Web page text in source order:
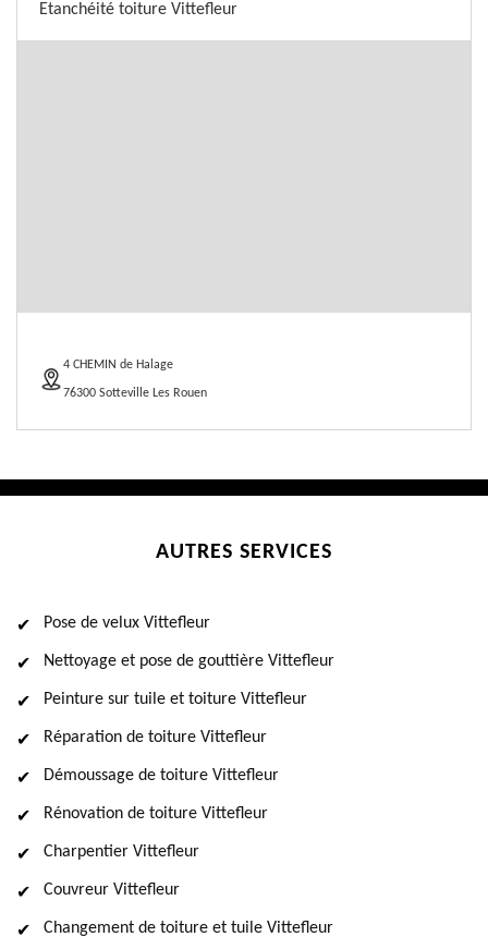
Etanchéité toiture Vittefleur
4 CHEMIN de Halage
76300 Sotteville Les Rouen
AUTRES SERVICES
Pose de velux Vittefleur
Nettoyage et pose de gouttière Vittefleur
Peinture sur tuile et toiture Vittefleur
Réparation de toiture Vittefleur
Démoussage de toiture Vittefleur
Rénovation de toiture Vittefleur
Charpentier Vittefleur
Couvreur Vittefleur
Changement de toiture et tuile Vittefleur